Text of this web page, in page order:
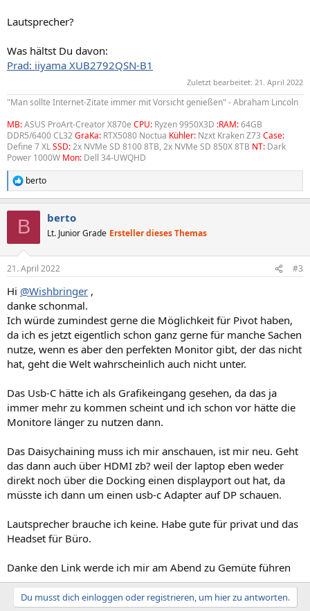
Lautsprecher?
Was hältst Du davon:
Prad: iiyama XUB2792QSN-B1
Zuletzt bearbeitet: 21. April 2022
"Man sollte Internet-Zitate immer mit Vorsicht genießen" - Abraham Lincoln
MB:ASUS ProArt-Creator X870e CPU: Ryzen 9950X3D :RAM:64GB
DDR5/6400 CL32GraKa: RTX5080 Noctua Kühler: Nzxt Kraken Z73 Case:
Define 7 XLSSD:2x NVMe SD 8100 8TB, 2x NVMe SD 850X 8TB NT: Dark
Power 1000W Mon: Dell 34-UWQHD
R
e
e
:
berto
B berto
Lt. Junior Grade Ersteller dieses Themas
21. April 2022 #3
Hi @Wishbringer ,
danke schonmal.
Ich würde zumindest gerne die Möglichkeit für Pivot haben,
da ich es jetzt eigentlich schon ganz gerne für manche Sachen
nutze, wenn es aber den perfekten Monitor gibt, der das nicht
hat, geht die Welt wahrscheinlich auch nicht unter.
Das Usb-C hätte ich als Grafikeingang gesehen, da das ja
immer mehr zu kommen scheint und ich schon vor hätte die
Monitore länger zu nutzen dann.
Das Daisychaining muss ich mir anschauen, ist mir neu. Geht
das dann auch über HDMI zb? weil der laptop eben weder
direkt noch über die Docking einen displayport out hat, da
müsste ich dann um einen usb-c Adapter auf DP schauen.
Lautsprecher brauche ich keine. Habe gute für privat und das
Headset für Büro.
Danke den Link werde ich mir am Abend zu Gemüte führen
Du musst dich einloggen oder registrieren, um hier zu antworten.